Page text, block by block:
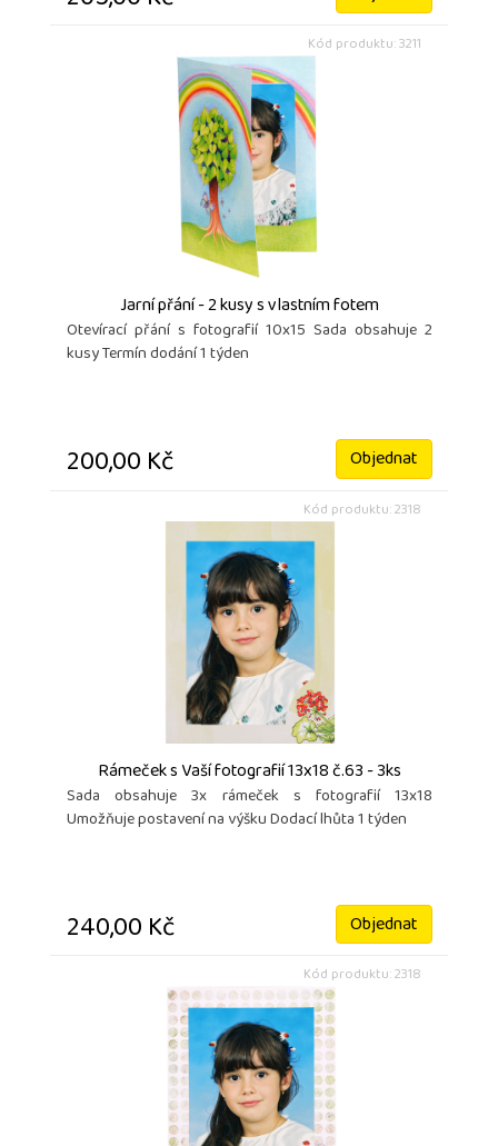
Kód produktu: 3211
Jarní přání - 2 kusy s vlastním fotem
Otevírací přání s fotografií 10x15 Sada obsahuje 2
kusy Termín dodání 1 týden
200,00 Kč Objednat
Kód produktu: 2318
Rámeček s Vaší fotografií 13x18 č.63 - 3ks
Sada obsahuje 3x rámeček s fotografií 13x18
Umožňuje postavení na výšku Dodací lhůta 1 týden
240,00 Kč Objednat
Kód produktu: 2318